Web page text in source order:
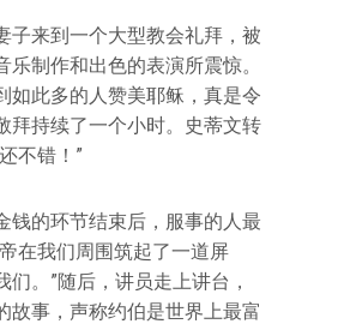
子来到一个大型教会礼拜，被
乐制作和出色的表演所震惊。
如此多的人赞美耶稣，真是令
拜持续了一个小时。史蒂文转
不错！”
钱的环节结束后，服事的人最
在我们周围筑起了一道屏
们。”随后，讲员走上讲台，
故事，声称约伯是世界上最富